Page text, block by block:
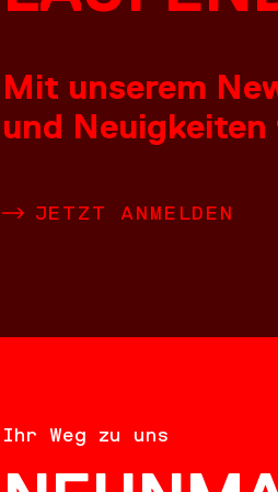
Mit unserem
und Neuigkeiten
JETZT ANMELDEN
Ihr Weg zu uns